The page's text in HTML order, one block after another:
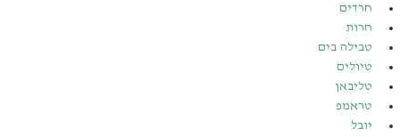
חרדים
חרות
טבילה בים
טיולים
טליבאן
טראמפ
יובל